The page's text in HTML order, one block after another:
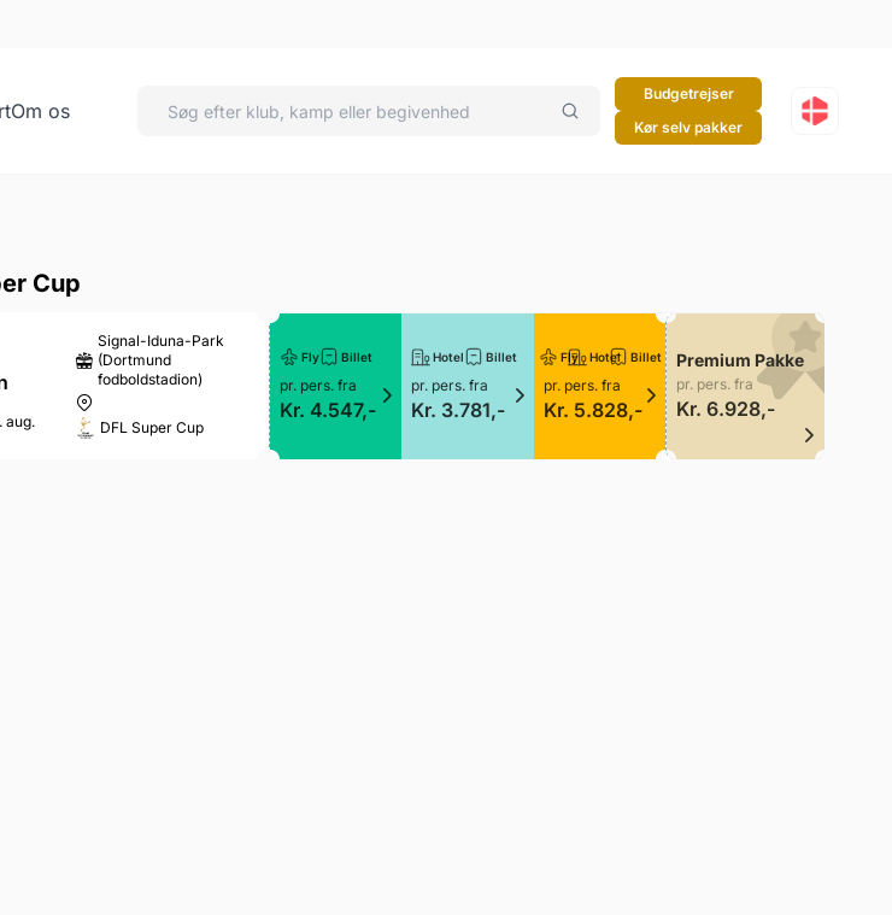
Om os
Budgetrejser
Kør selv pakker
Cup
aug.
Signal-Iduna-Park
(Dortmund
fodboldstadion)
DFL Super Cup
Fly Billet
pr. pers. fra
Kr. 4.547,-
Hotel Billet
pr. pers. fra
Kr. 3.781,-
Fly Hotel Billet
pr. pers. fra
Kr. 5.828,-
Premium Pakke
pr. pers. fra
Kr. 6.928,-